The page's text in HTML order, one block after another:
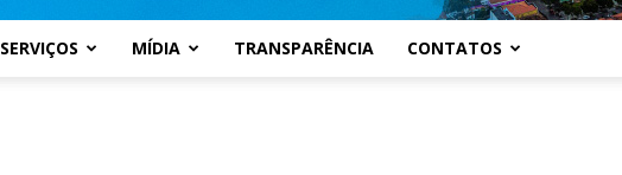
SERVIÇOS MÍDIA TRANSPARÊNCIA CONTATOS